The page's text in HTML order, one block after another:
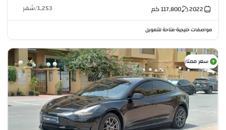
2022
117,800كم 1,253
/شهر
مواصفات خليجية•متاحة للتمويل
سعر ممتاز